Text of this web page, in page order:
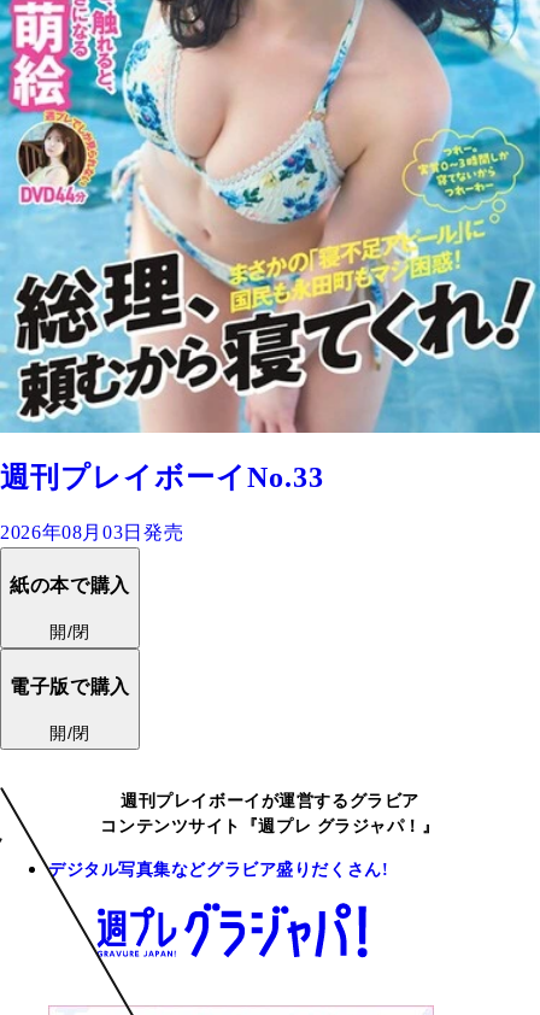
週刊プレイボーイNo.33
2026年08月03日発売
紙の本で購入
開/閉
電子版で購入
開/閉
週刊プレイボーイが運営するグラビア
コンテンツサイト『週プレ グラジャパ！』
デジタル写真集などグラビア盛りだくさん!